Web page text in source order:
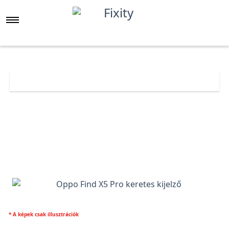
* A képek csak illusztrációk